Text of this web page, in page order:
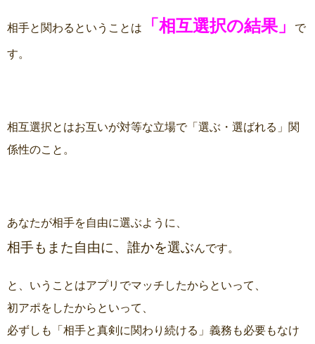
相手と関わるということは 「相互選択の結果」 で
す。
相互選択とはお互いが対等な立場で「選ぶ・選ばれる」関
係性のこと。
あなたが相手を自由に選ぶように、
相手もまた自由に、誰かを選ぶんです。
と、いうことはアプリでマッチしたからといって、
初アポをしたからといって、
必ずしも「相手と真剣に関わり続ける」義務も必要もなけ